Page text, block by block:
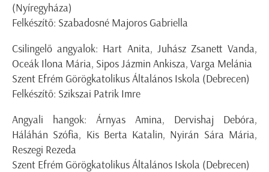
(Nyíregyháza)
Felkészítő: Szabadosné Majoros Gabriella
Csilingelő angyalok: Hart Anita, Juhász Zsanett Vanda,
Oceák Ilona Mária, Sipos Jázmin Ankisza, Varga Melánia
Szent Efrém Görögkatolikus Általános Iskola (Debrecen)
Felkészítő: Szikszai Patrik Imre
Angyali hangok: Árnyas Amina, Dervishaj Debóra,
Háláhán Szófia, Kis Berta Katalin, Nyirán Sára Mária,
Reszegi Rezeda
Szent Efrém Görögkatolikus Általános Iskola (Debrecen)